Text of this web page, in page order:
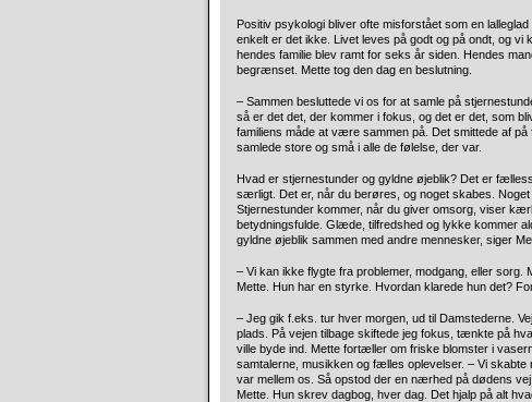
Positiv psykologi bliver ofte misforstået som en
enkelt er det ikke. Livet leves på godt og på ondt, og
hendes familie blev ramt for seks år siden. Hendes
begrænset. Mette tog den dag en beslutning.
– Sammen besluttede vi os for at samle på
så er det det, der kommer i fokus, og det er det, som
familiens måde at være sammen på. Det smittede af
samlede store og små i alle de følelse, der var.
Hvad er stjernestunder og gyldne øjeblik? Det er
særligt. Det er, når du berøres, og noget skabes.
Stjernestunder kommer, når du giver omsorg, viser
betydningsfulde. Glæde, tilfredshed og lykke kommer
gyldne øjeblik sammen med andre mennesker, siger
– Vi kan ikke flygte fra problemer, modgang, eller
Mette. Hun har en styrke. Hvordan klarede hun det?
– Jeg gik f.eks. tur hver morgen, ud til Damstederne.
plads. På vejen tilbage skiftede jeg fokus, tænkte på
ville byde ind. Mette fortæller om friske blomster i
samtalerne, musikken og fælles oplevelser. – Vi
var mellem os. Så opstod der en nærhed på dødens
Mette. Hun skrev dagbog, hver dag. Det hjalp på alt